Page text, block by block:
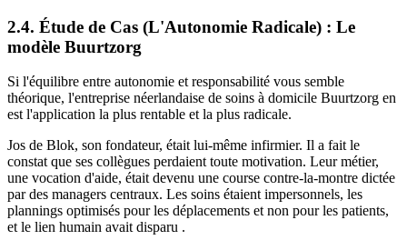
2.4. Étude de Cas (L'Autonomie Radicale) : Le
modèle Buurtzorg
Si l'équilibre entre autonomie et responsabilité vous semble
théorique, l'entreprise néerlandaise de soins à domicile Buurtzorg en
est l'application la plus rentable et la plus radicale.
Jos de Blok, son fondateur, était lui-même infirmier. Il a fait le
constat que ses collègues perdaient toute motivation. Leur métier,
une vocation d'aide, était devenu une course contre-la-montre dictée
par des managers centraux. Les soins étaient impersonnels, les
plannings optimisés pour les déplacements et non pour les patients,
et le lien humain avait disparu .